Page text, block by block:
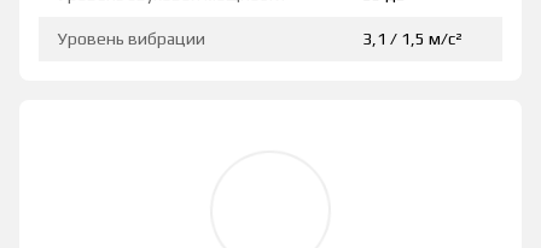
Уровень вибрации 3,1 / 1,5 м/с²